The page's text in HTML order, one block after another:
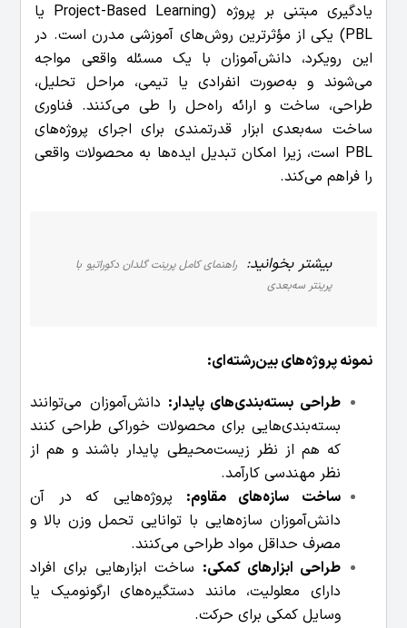
یادگیری مبتنی بر پروژه (Project-Based Learning یا
PBL) یکی از مؤثرترین روش‌های آموزشی مدرن است. در
این رویکرد، دانش‌آموزان با یک مسئله واقعی مواجه
می‌شوند و به‌صورت انفرادی یا تیمی، مراحل تحلیل،
طراحی، ساخت و ارائه راه‌حل را طی می‌کنند. فناوری
ساخت سه‌بعدی ابزار قدرتمندی برای اجرای پروژه‌های
PBL است، زیرا امکان تبدیل ایده‌ها به محصولات واقعی
را فراهم می‌کند.
بیشتر بخوانید:
راهنمای کامل پرینت گلدان دکوراتیو با
پرینتر سه‌بعدی
نمونه پروژه‌های بین‌رشته‌ای:
طراحی بسته‌بندی‌های پایدار: دانش‌آموزان می‌توانند
بسته‌بندی‌هایی برای محصولات خوراکی طراحی کنند
که هم از نظر زیست‌محیطی پایدار باشند و هم از
نظر مهندسی کارآمد.
ساخت سازه‌های مقاوم: پروژه‌هایی که در آن
دانش‌آموزان سازه‌هایی با توانایی تحمل وزن بالا و
مصرف حداقل مواد طراحی می‌کنند.
طراحی ابزارهای کمکی: ساخت ابزارهایی برای افراد
دارای معلولیت، مانند دستگیره‌های ارگونومیک یا
وسایل کمکی برای حرکت.